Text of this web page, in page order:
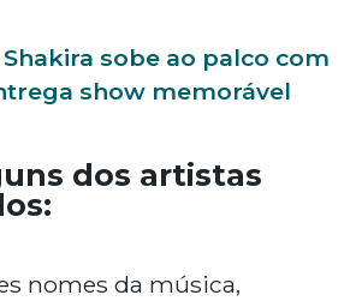
Shakira sobe ao palco com
show memorável
dos artistas
nomes da música,